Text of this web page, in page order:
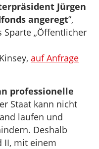
Jürgen
angeregt”,
Sparte „Öffentlicher
auf Anfrage
professionelle
Staat kann nicht
laufen und
Deshalb
II, mit einem